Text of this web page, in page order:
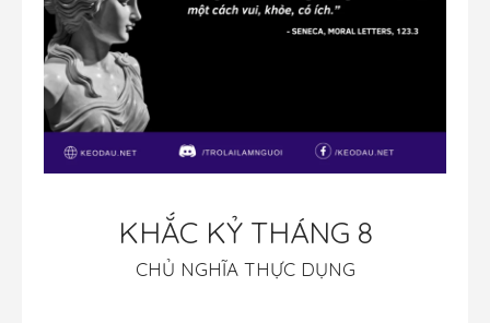
KHẮC KỶ THÁNG 8
CHỦ NGHĨA THỰC DỤNG